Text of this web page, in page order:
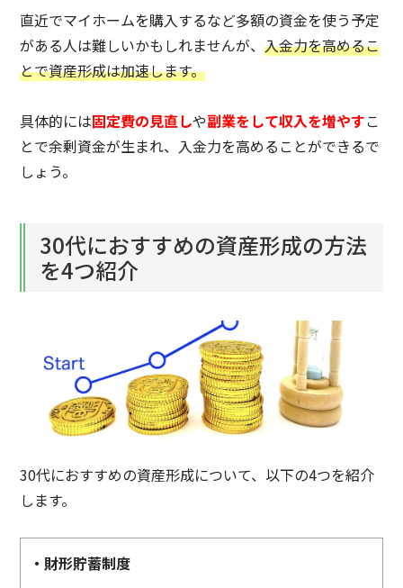
直近でマイホームを購入するなど多額の資金を使う予定
がある人は難しいかもしれませんが、入金力を高めるこ
とで資産形成は加速します。
具体的には固定費の見直しや副業をして収入を増やすこ
とで余剰資金が生まれ、入金力を高めることができるで
しょう。
30代におすすめの資産形成の方法
を4つ紹介
30代におすすめの資産形成について、以下の4つを紹介
します。
・財形貯蓄制度